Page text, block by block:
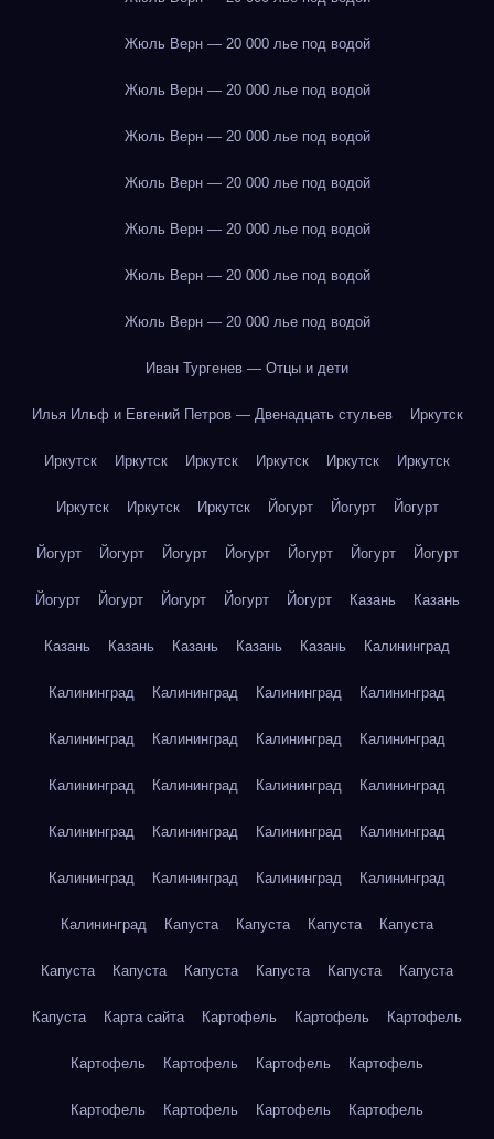
Жюль Верн — 20 000 лье под водой
Жюль Верн — 20 000 лье под водой
Жюль Верн — 20 000 лье под водой
Жюль Верн — 20 000 лье под водой
Жюль Верн — 20 000 лье под водой
Жюль Верн — 20 000 лье под водой
Жюль Верн — 20 000 лье под водой
Иван Тургенев — Отцы и дети
Илья Ильф и Евгений Петров — Двенадцать стульев Иркутск
Иркутск Иркутск Иркутск Иркутск Иркутск Иркутск
Иркутск Иркутск Иркутск Йогурт Йогурт Йогурт
Йогурт Йогурт Йогурт Йогурт Йогурт Йогурт Йогурт
Йогурт Йогурт Йогурт Йогурт Йогурт Казань Казань
Казань Казань Казань Казань Казань Калининград
Калининград Калининград Калининград Калининград
Калининград Калининград Калининград Калининград
Калининград Калининград Калининград Калининград
Калининград Калининград Калининград Калининград
Калининград Калининград Калининград Калининград
Калининград Капуста Капуста Капуста Капуста
Капуста Капуста Капуста Капуста Капуста Капуста
Капуста Карта сайта Картофель Картофель Картофель
Картофель Картофель Картофель Картофель
Картофель Картофель Картофель Картофель